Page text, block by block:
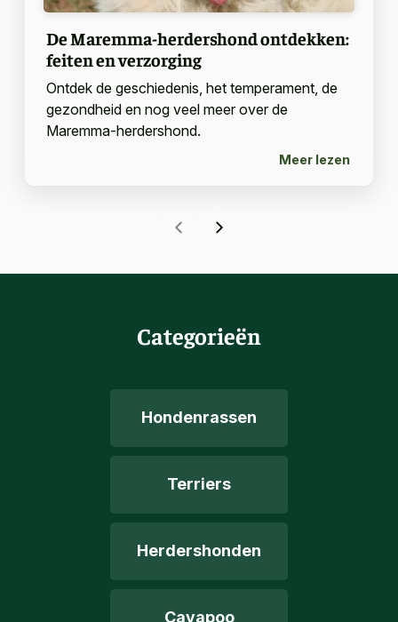
De Maremma-herdershond ontdekken:
feiten en verzorging
Ontdek de geschiedenis, het temperament, de
gezondheid en nog veel meer over de
Maremma-herdershond.
Meer lezen
Categorieën
Hondenrassen
Terriers
Herdershonden
Cavapoo